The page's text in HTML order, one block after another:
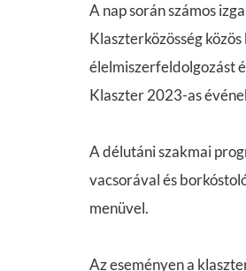
A nap során számos
Klaszterközösség
élelmiszerfeldolgozást
Klaszter 2023-as
A délutáni szakmai
vacsorával és
menüvel.
Az eseményen a